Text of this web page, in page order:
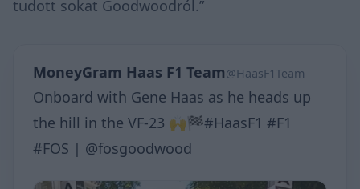
tudott sokat Goodwoodról.”
MoneyGram Haas F1 Team@HaasF1Team
Onboard with Gene Haas as he heads up
the hill in the VF-23 🙌🏁#HaasF1 #F1
#FOS | @fosgoodwood